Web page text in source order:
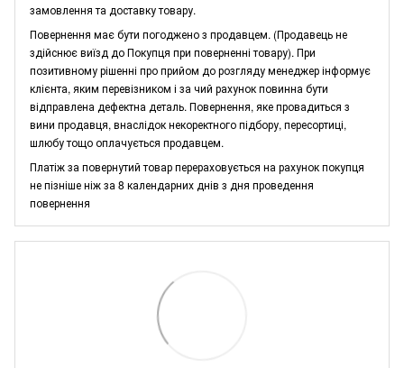
замовлення та доставку товару.
Повернення має бути погоджено з продавцем. (Продавець не
здійснює виїзд до Покупця при поверненні товару). При
позитивному рішенні про прийом до розгляду менеджер інформує
клієнта, яким перевізником і за чий рахунок повинна бути
відправлена дефектна деталь. Повернення, яке провадиться з
вини продавця, внаслідок некоректного підбору, пересортиці,
шлюбу тощо оплачується продавцем.
Платіж за повернутий товар перераховується на рахунок покупця
не пізніше ніж за 8 календарних днів з дня проведення
повернення